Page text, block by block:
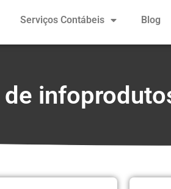
Serviços Contábeis Blog